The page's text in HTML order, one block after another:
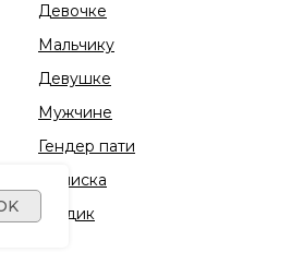
Девочке
Мальчику
Девушке
Мужчине
Гендер пати
Выписка
1 годик